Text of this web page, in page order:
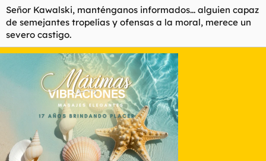
Señor Kawalski, manténganos informados... alguien capaz
de semejantes tropelías y ofensas a la moral, merece un
severo castigo.